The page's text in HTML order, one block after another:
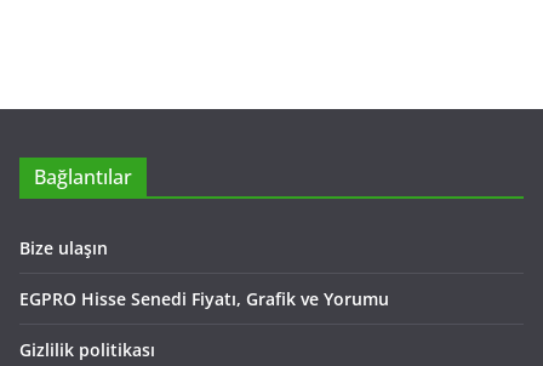
Bağlantılar
Bize ulaşın
EGPRO Hisse Senedi Fiyatı, Grafik ve Yorumu
Gizlilik politikası